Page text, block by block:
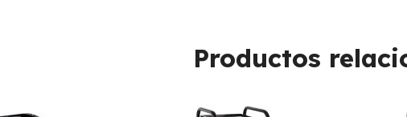
Productos